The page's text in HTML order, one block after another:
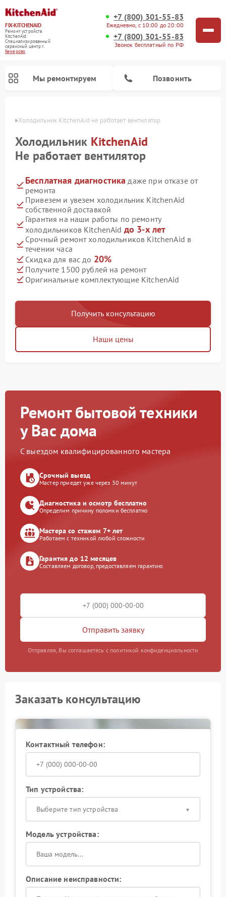
FIX-KITCHENAID
Ремонт устройств
KitchenAid
Специализированный
cервисный центр г.
Кемерово
+7 (800) 301-55-83
Ежедневно, с 10:00 до 20:00
+7 (800) 301-55-83
Звонок бесплатный по РФ
Мы ремонтируем Позвонить
Холодильник KitchenAid не работает вентилятор
Холодильник KitchenAid
Не работает вентилятор
Бесплатная диагностика даже при отказе от
ремонта
Привезем и увезем холодильник KitchenAid
собственной доставкой
Гарантия на наши работы по ремонту
холодильников KitchenAid до 3-х лет
Срочный ремонт холодильников KitchenAid в
течении часа
Скидка для вас до 20%
Получите 1500 рублей на ремонт
Оригинальные комплектующие KitchenAid
Получить консультацию
Наши цены
Ремонт бытовой техники
у Вас дома
С выездом квалифицированного мастера
Срочный выезд
Мастер приедет уже через 30 минут
Диагностика и осмотр бесплатно
Определим причину поломки бесплатно
Мастера со стажем 7+ лет
Работаем с техникой любой сложности
Гарантия до 12 месяцев
Составляем договор, предоставляем гарантию
Отправить заявку
Отправляя, Вы соглашаетесь с политикой конфиденциальности
Заказать консультацию
Контактный телефон:
Тип устройства:
Выберите тип устройства
Модель устройства:
Описание неисправности: